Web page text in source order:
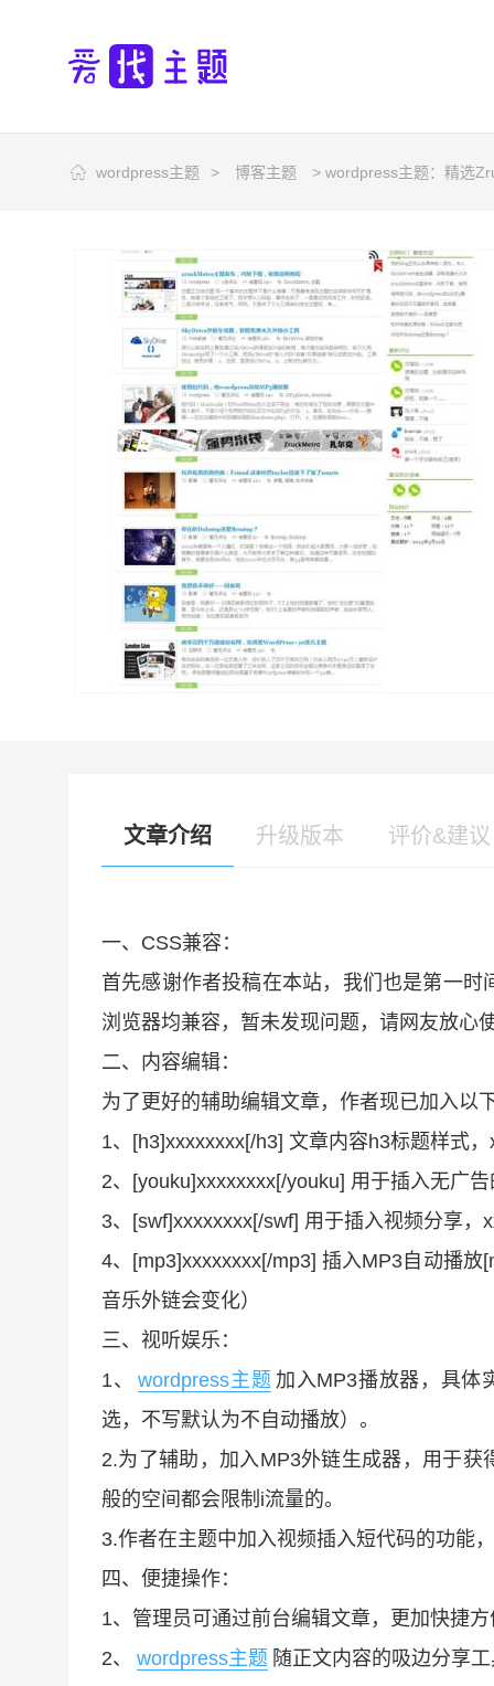
wordpress主题 > 博客主题 > wordpress主题：精选
文章介绍 升级版本 评价&建议
一、CSS兼容：
首先感谢作者投稿在本站，我们也是第一时
浏览器均兼容，暂未发现问题，请网友放心
二、内容编辑：
为了更好的辅助编辑文章，作者现已加入以
1、[h3]xxxxxxxx[/h3] 文章内容h3标题样式
2、[youku]xxxxxxxx[/youku] 用于插入无广
3、[swf]xxxxxxxx[/swf] 用于插入视频分享，
4、[mp3]xxxxxxxx[/mp3] 插入MP3自动播放
音乐外链会变化）
三、视听娱乐：
1、
wordpress主题 加入MP3播放器，具体
选，不写默认为不自动播放）。
2.为了辅助，加入MP3外链生成器，用于
般的空间都会限制i流量的。
3.作者在主题中加入视频插入短代码的功能
四、便捷操作：
1、管理员可通过前台编辑文章，更加快捷方
2、
wordpress主题 随正文内容的吸边分享